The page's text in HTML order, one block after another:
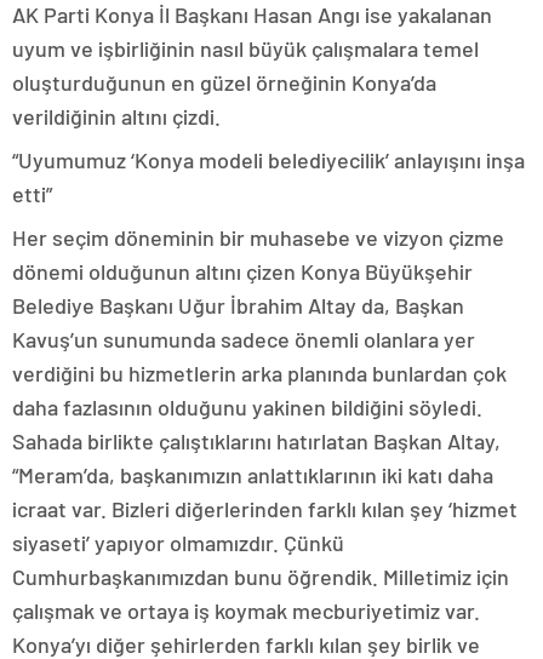
AK Parti Konya İl Başkanı Hasan Angı ise yakalanan
uyum ve işbirliğinin nasıl büyük çalışmalara temel
oluşturduğunun en güzel örneğinin Konya’da
verildiğinin altını çizdi.
“Uyumumuz ‘Konya modeli belediyecilik’ anlayışını inşa
etti”
Her seçim döneminin bir muhasebe ve vizyon çizme
dönemi olduğunun altını çizen Konya Büyükşehir
Belediye Başkanı Uğur İbrahim Altay da, Başkan
Kavuş’un sunumunda sadece önemli olanlara yer
verdiğini bu hizmetlerin arka planında bunlardan çok
daha fazlasının olduğunu yakinen bildiğini söyledi.
Sahada birlikte çalıştıklarını hatırlatan Başkan Altay,
“Meram’da, başkanımızın anlattıklarının iki katı daha
icraat var. Bizleri diğerlerinden farklı kılan şey ‘hizmet
siyaseti’ yapıyor olmamızdır. Çünkü
Cumhurbaşkanımızdan bunu öğrendik. Milletimiz için
çalışmak ve ortaya iş koymak mecburiyetimiz var.
Konya’yı diğer şehirlerden farklı kılan şey birlik ve